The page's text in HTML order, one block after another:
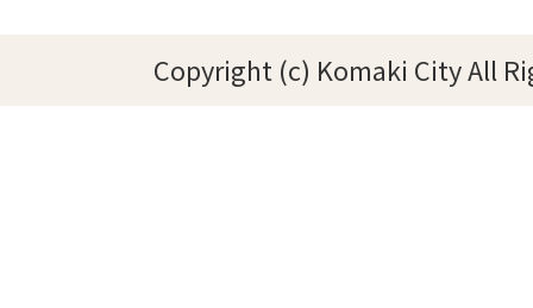
Copyright (c) Komaki City All